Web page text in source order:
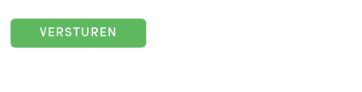
VERSTUREN